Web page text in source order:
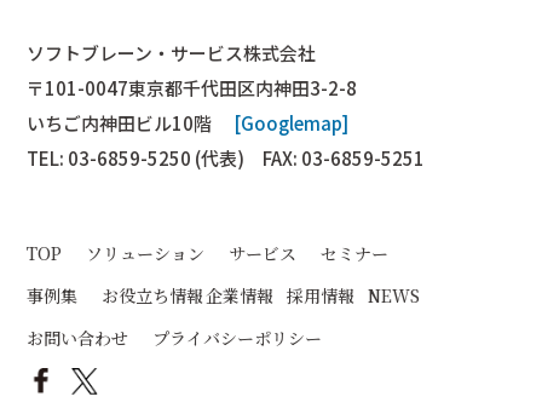
ソフトブレーン・サービス株式会社
〒101-0047東京都千代田区内神田3-2-8
いちご内神田ビル10階 [Googlemap]
TEL: 03-6859-5250 (代表) FAX: 03-6859-5251
TOP ソリューション サービス
セミナー
事例集
お役立ち情報企業情報 採用情報
NEWS
お問い合わせ
プライバシーポリシー